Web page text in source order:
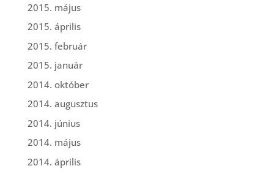
2015. május
2015. április
2015. február
2015. január
2014. október
2014. augusztus
2014. június
2014. május
2014. április